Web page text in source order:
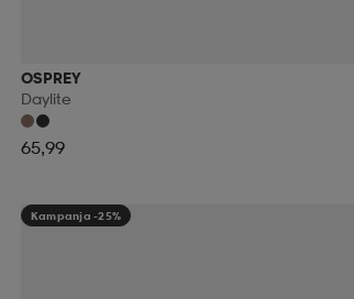
OSPREY
Daylite
65,99
Kampanja -25%